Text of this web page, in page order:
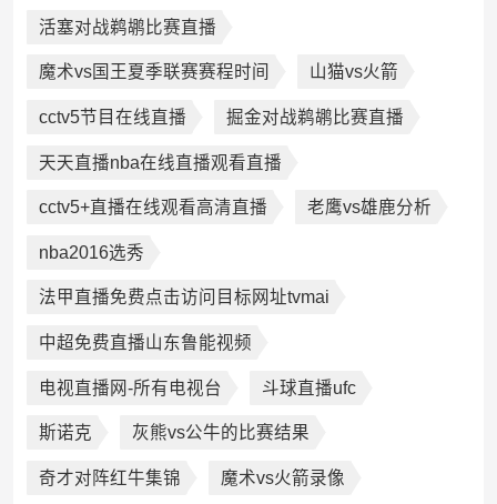
活塞对战鹈鹕比赛直播
魔术vs国王夏季联赛赛程时间 山猫vs火箭
cctv5节目在线直播 掘金对战鹈鹕比赛直播
天天直播nba在线直播观看直播
cctv5+直播在线观看高清直播 老鹰vs雄鹿分析
nba2016选秀
法甲直播免费点击访问目标网址tvmai
中超免费直播山东鲁能视频
电视直播网-所有电视台 斗球直播ufc
斯诺克 灰熊vs公牛的比赛结果
奇才对阵红牛集锦 魔术vs火箭录像